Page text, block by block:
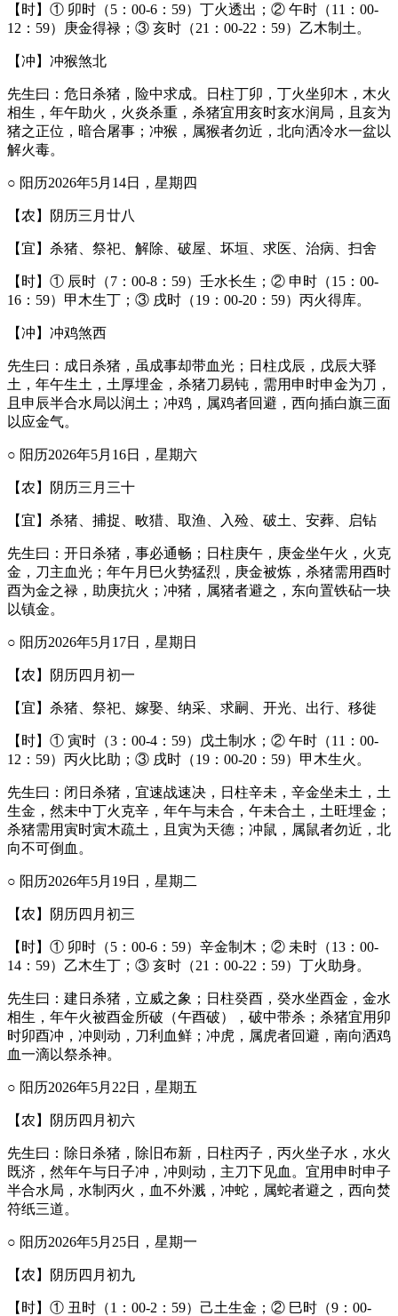
【时】① 卯时（5：00-6：59）丁火透出；② 午时（11：00-
12：59）庚金得禄；③ 亥时（21：00-22：59）乙木制土。
【冲】冲猴煞北
先生曰：危日杀猪，险中求成。日柱丁卯，丁火坐卯木，木火
相生，年午助火，火炎杀重，杀猪宜用亥时亥水润局，且亥为
猪之正位，暗合屠事；冲猴，属猴者勿近，北向洒冷水一盆以
解火毒。
○ 阳历2026年5月14日，星期四
【农】阴历三月廿八
【宜】杀猪、祭祀、解除、破屋、坏垣、求医、治病、扫舍
【时】① 辰时（7：00-8：59）壬水长生；② 申时（15：00-
16：59）甲木生丁；③ 戌时（19：00-20：59）丙火得库。
【冲】冲鸡煞西
先生曰：成日杀猪，虽成事却带血光；日柱戊辰，戊辰大驿
土，年午生土，土厚埋金，杀猪刀易钝，需用申时申金为刀，
且申辰半合水局以润土；冲鸡，属鸡者回避，西向插白旗三面
以应金气。
○ 阳历2026年5月16日，星期六
【农】阴历三月三十
【宜】杀猪、捕捉、畋猎、取渔、入殓、破土、安葬、启钻
先生曰：开日杀猪，事必通畅；日柱庚午，庚金坐午火，火克
金，刀主血光；年午月巳火势猛烈，庚金被炼，杀猪需用酉时
酉为金之禄，助庚抗火；冲猪，属猪者避之，东向置铁砧一块
以镇金。
○ 阳历2026年5月17日，星期日
【农】阴历四月初一
【宜】杀猪、祭祀、嫁娶、纳采、求嗣、开光、出行、移徙
【时】① 寅时（3：00-4：59）戊土制水；② 午时（11：00-
12：59）丙火比助；③ 戌时（19：00-20：59）甲木生火。
先生曰：闭日杀猪，宜速战速决，日柱辛未，辛金坐未土，土
生金，然未中丁火克辛，年午与未合，午未合土，土旺埋金；
杀猪需用寅时寅木疏土，且寅为天德；冲鼠，属鼠者勿近，北
向不可倒血。
○ 阳历2026年5月19日，星期二
【农】阴历四月初三
【时】① 卯时（5：00-6：59）辛金制木；② 未时（13：00-
14：59）乙木生丁；③ 亥时（21：00-22：59）丁火助身。
先生曰：建日杀猪，立威之象；日柱癸酉，癸水坐酉金，金水
相生，年午火被酉金所破（午酉破），破中带杀；杀猪宜用卯
时卯酉冲，冲则动，刀利血鲜；冲虎，属虎者回避，南向洒鸡
血一滴以祭杀神。
○ 阳历2026年5月22日，星期五
【农】阴历四月初六
先生曰：除日杀猪，除旧布新，日柱丙子，丙火坐子水，水火
既济，然年午与日子冲，冲则动，主刀下见血。宜用申时申子
半合水局，水制丙火，血不外溅，冲蛇，属蛇者避之，西向焚
符纸三道。
○ 阳历2026年5月25日，星期一
【农】阴历四月初九
【时】① 丑时（1：00-2：59）己土生金；② 巳时（9：00-